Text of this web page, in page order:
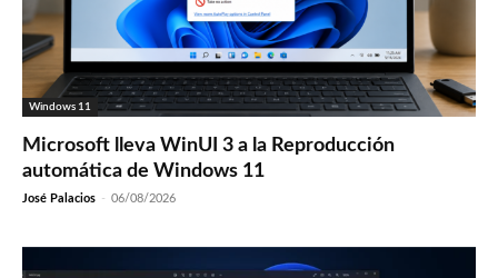
Windows 11
Microsoft lleva WinUI 3 a la Reproducción
automática de Windows 11
José Palacios - 06/08/2026